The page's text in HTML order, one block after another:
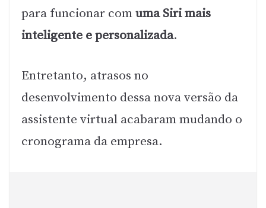
para funcionar comuma Siri mais
inteligente e personalizada.
Entretanto, atrasos no
desenvolvimento dessa nova versão da
assistente virtual acabaram mudando o
cronograma da empresa.